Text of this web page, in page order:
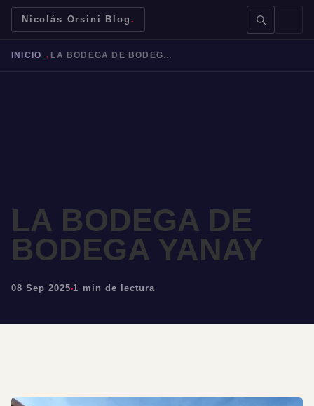
Nicolás Orsini Blog .
Mendoza Malbec Bodegas Jujuy
INICIO → LA BODEGA DE BODEGA YANAY
LA BODEGA DE
BODEGA YANAY
08 Sep 2025 1 min de lectura